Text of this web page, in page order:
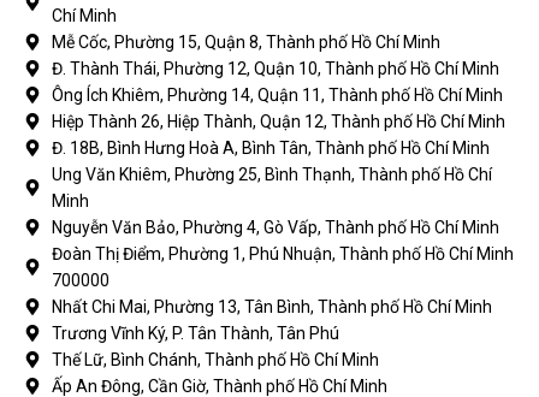
Chí Minh
Mễ Cốc, Phường 15, Quận 8, Thành phố Hồ Chí Minh
Đ. Thành Thái, Phường 12, Quận 10, Thành phố Hồ Chí Minh
Ông Ích Khiêm, Phường 14, Quận 11, Thành phố Hồ Chí Minh
Hiệp Thành 26, Hiệp Thành, Quận 12, Thành phố Hồ Chí Minh
Đ. 18B, Bình Hưng Hoà A, Bình Tân, Thành phố Hồ Chí Minh
Ung Văn Khiêm, Phường 25, Bình Thạnh, Thành phố Hồ Chí
Minh
Nguyễn Văn Bảo, Phường 4, Gò Vấp, Thành phố Hồ Chí Minh
Đoàn Thị Điểm, Phường 1, Phú Nhuận, Thành phố Hồ Chí Minh
700000
Nhất Chi Mai, Phường 13, Tân Bình, Thành phố Hồ Chí Minh
Trương Vĩnh Ký, P. Tân Thành, Tân Phú
Thế Lữ, Bình Chánh, Thành phố Hồ Chí Minh
Ấp An Đông, Cần Giờ, Thành phố Hồ Chí Minh